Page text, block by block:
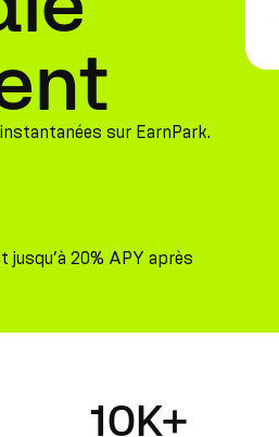
sur EarnPark.
20% APY après
10K+